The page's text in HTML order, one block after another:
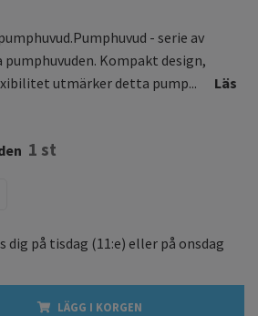
- serie av
pumphuvuden. Kompakt design,
utmärker detta pump...
Läs
1 st
dig på tisdag (11:e) eller på onsdag
LÄGG I KORGEN